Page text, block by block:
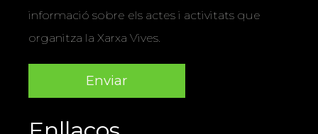
informació sobre els actes i activitats que
organitza la Xarxa Vives.